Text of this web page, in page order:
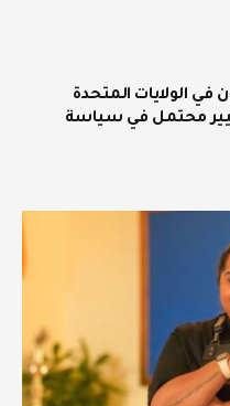
الولايات المتحدة
محتمل في سياسة